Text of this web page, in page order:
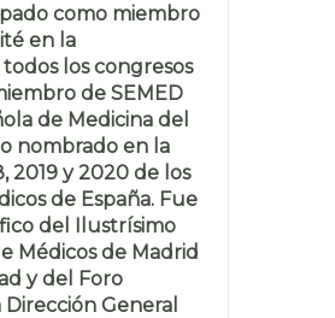
como miembro
en la
los congresos
de SEMED
de Medicina del
nombrado en la
2019 y 2020 de los
de España. Fue
del Ilustrísimo
Médicos de Madrid
y del Foro
General